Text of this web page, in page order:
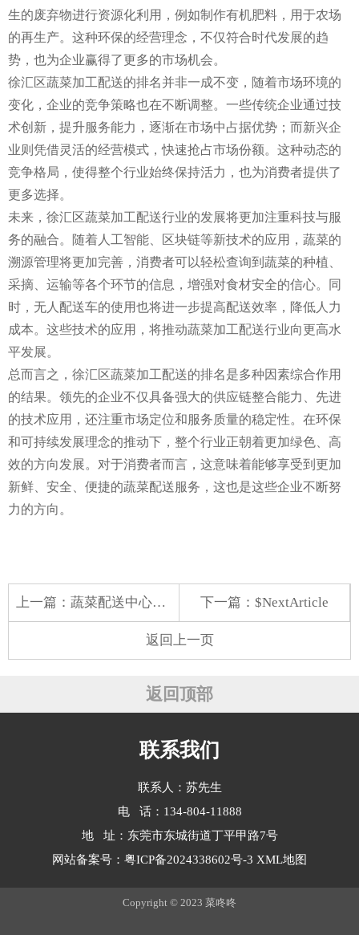
生的废弃物进行资源化利用，例如制作有机肥料，用于农场
的再生产。这种环保的经营理念，不仅符合时代发展的趋
势，也为企业赢得了更多的市场机会。
徐汇区蔬菜加工配送的排名并非一成不变，随着市场环境的
变化，企业的竞争策略也在不断调整。一些传统企业通过技
术创新，提升服务能力，逐渐在市场中占据优势；而新兴企
业则凭借灵活的经营模式，快速抢占市场份额。这种动态的
竞争格局，使得整个行业始终保持活力，也为消费者提供了
更多选择。
未来，徐汇区蔬菜加工配送行业的发展将更加注重科技与服
务的融合。随着人工智能、区块链等新技术的应用，蔬菜的
溯源管理将更加完善，消费者可以轻松查询到蔬菜的种植、
采摘、运输等各个环节的信息，增强对食材安全的信心。同
时，无人配送车的使用也将进一步提高配送效率，降低人力
成本。这些技术的应用，将推动蔬菜加工配送行业向更高水
平发展。
总而言之，徐汇区蔬菜加工配送的排名是多种因素综合作用
的结果。领先的企业不仅具备强大的供应链整合能力、先进
的技术应用，还注重市场定位和服务质量的稳定性。在环保
和可持续发展理念的推动下，整个行业正朝着更加绿色、高
效的方向发展。对于消费者而言，这意味着能够享受到更加
新鲜、安全、便捷的蔬菜配送服务，这也是这些企业不断努
力的方向。
上一篇： 蔬菜配送中心场地面积 下一篇：$NextArticle
返回上一页
返回顶部
联系我们
联系人：苏先生
电 话：134-804-11888
地 址：东莞市东城街道丁平甲路7号
网站备案号： 粤ICP备2024338602号-3 XML地图
Copyright © 2023 菜咚咚